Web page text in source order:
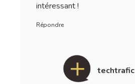
intéressant !
Répondre
techtrafic